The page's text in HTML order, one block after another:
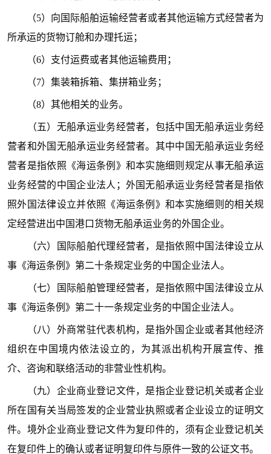
（5）向国际船舶运输经营者或者其他运输方式经营者为
所承运的货物订舱和办理托运；
（6）支付运费或者其他运输费用；
（7）集装箱拆箱、集拼箱业务；
（8）其他相关的业务。
（五）无船承运业务经营者，包括中国无船承运业务经
营者和外国无船承运业务经营者。其中中国无船承运业务经
营者是指依照《海运条例》和本实施细则规定从事无船承运
业务经营的中国企业法人；外国无船承运业务经营者是指依
照外国法律设立并依照《海运条例》和本实施细则的相关规
定经营进出中国港口货物无船承运业务的外国企业。
（六）国际船舶代理经营者，是指依照中国法律设立从
事《海运条例》第二十条规定业务的中国企业法人。
（七）国际船舶管理经营者，是指依照中国法律设立从
事《海运条例》第二十一条规定业务的中国企业法人。
（八）外商常驻代表机构，是指外国企业或者其他经济
组织在中国境内依法设立的，为其派出机构开展宣传、推
介、咨询和联络活动的非营业性机构。
（九）企业商业登记文件，是指企业登记机关或者企业
所在国有关当局签发的企业营业执照或者企业设立的证明文
件。境外企业商业登记文件为复印件的，须有企业登记机关
在复印件上的确认或者证明复印件与原件一致的公证文书。